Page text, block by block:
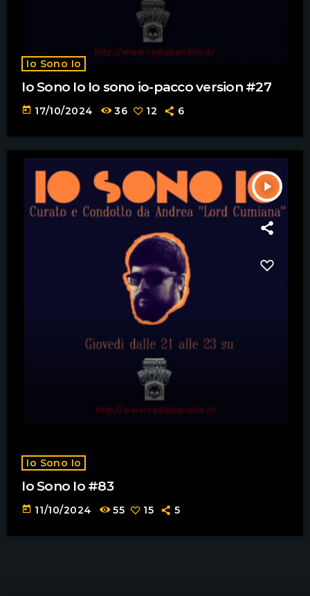
Io Sono Io
Io Sono Io Io sono io-pacco version #27
today 17/10/2024 36 12 6
play_arrow
Io Sono Io
Io Sono Io #83
today 11/10/2024 55 15 5